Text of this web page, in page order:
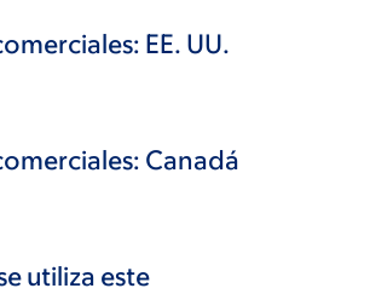
EE. UU.
Canadá
utiliza este